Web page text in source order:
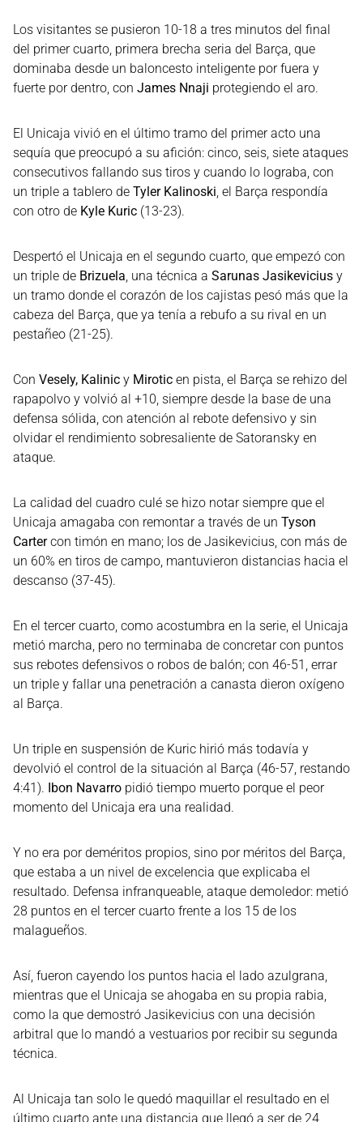
Los visitantes se pusieron 10-18 a tres minutos del final
del primer cuarto, primera brecha seria del Barça, que
dominaba desde un baloncesto inteligente por fuera y
fuerte por dentro, con James Nnaji protegiendo el aro.
El Unicaja vivió en el último tramo del primer acto una
sequía que preocupó a su afición: cinco, seis, siete ataques
consecutivos fallando sus tiros y cuando lo lograba, con
un triple a tablero de Tyler Kalinoski, el Barça respondía
con otro de Kyle Kuric (13-23).
Despertó el Unicaja en el segundo cuarto, que empezó con
un triple de Brizuela, una técnica a Sarunas Jasikevicius y
un tramo donde el corazón de los cajistas pesó más que la
cabeza del Barça, que ya tenía a rebufo a su rival en un
pestañeo (21-25).
Con Vesely, Kalinic y Mirotic en pista, el Barça se rehizo del
rapapolvo y volvió al +10, siempre desde la base de una
defensa sólida, con atención al rebote defensivo y sin
olvidar el rendimiento sobresaliente de Satoransky en
ataque.
La calidad del cuadro culé se hizo notar siempre que el
Unicaja amagaba con remontar a través de un Tyson
Cartercon timón en mano; los de Jasikevicius, con más de
un 60% en tiros de campo, mantuvieron distancias hacia el
descanso (37-45).
En el tercer cuarto, como acostumbra en la serie, el Unicaja
metió marcha, pero no terminaba de concretar con puntos
sus rebotes defensivos o robos de balón; con 46-51, errar
un triple y fallar una penetración a canasta dieron oxígeno
al Barça.
Un triple en suspensión de Kuric hirió más todavía y
devolvió el control de la situación al Barça (46-57, restando
4:41). Ibon Navarro pidió tiempo muerto porque el peor
momento del Unicaja era una realidad.
Y no era por deméritos propios, sino por méritos del Barça,
que estaba a un nivel de excelencia que explicaba el
resultado. Defensa infranqueable, ataque demoledor: metió
28 puntos en el tercer cuarto frente a los 15 de los
malagueños.
Así, fueron cayendo los puntos hacia el lado azulgrana,
mientras que el Unicaja se ahogaba en su propia rabia,
como la que demostró Jasikevicius con una decisión
arbitral que lo mandó a vestuarios por recibir su segunda
técnica.
Al Unicaja tan solo le quedó maquillar el resultado en el
último cuarto ante una distancia que llegó a ser de 24